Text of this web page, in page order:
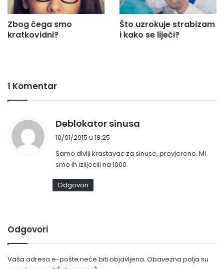
Zbog čega smo
kratkovidni?
Što uzrokuje strabizam
i kako se liječi?
1 Komentar
Deblokator sinusa
i
10/01/2015 u 18:25
Samo divlji krastavac za sinuse, provjereno. Mi
smo ih izlijecili na 1000.
Odgovori
Odgovori
Vaša adresa e-pošte neće biti objavljena. Obavezna polja su